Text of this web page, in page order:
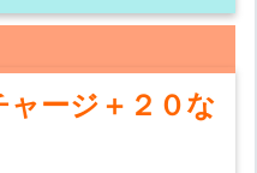
ージ＋２０な